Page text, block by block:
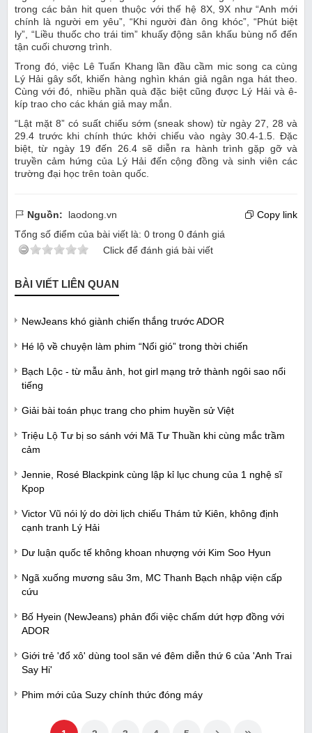
trong các bản hit quen thuộc với thế hệ 8X, 9X như “Anh mới
chính là người em yêu”, “Khi người đàn ông khóc”, “Phút biệt
ly”, “Liều thuốc cho trái tim” khuấy động sân khấu bùng nổ đến
tận cuối chương trình.
Trong đó, việc Lê Tuấn Khang lần đầu cầm mic song ca cùng
Lý Hải gây sốt, khiến hàng nghìn khán giả ngân nga hát theo.
Cùng với đó, nhiều phần quà đặc biệt cũng được Lý Hải và ê-
kíp trao cho các khán giả may mắn.
“Lật mặt 8” có suất chiếu sớm (sneak show) từ ngày 27, 28 và
29.4 trước khi chính thức khởi chiếu vào ngày 30.4-1.5. Đặc
biệt, từ ngày 19 đến 26.4 sẽ diễn ra hành trình gặp gỡ và
truyền cảm hứng của Lý Hải đến cộng đồng và sinh viên các
trường đại học trên toàn quốc.
Nguồn: laodong.vn
Copy link
Tổng số điểm của bài viết là: 0 trong 0 đánh giá
Click để đánh giá bài viết
BÀI VIẾT LIÊN QUAN
NewJeans khó giành chiến thắng trước ADOR
Hé lộ về chuyện làm phim “Nổi gió” trong thời chiến
Bạch Lộc - từ mẫu ảnh, hot girl mạng trở thành ngôi sao nổi
tiếng
Giải bài toán phục trang cho phim huyền sử Việt
Triệu Lộ Tư bị so sánh với Mã Tư Thuần khi cùng mắc trầm
cảm
Jennie, Rosé Blackpink cùng lập kỉ lục chung của 1 nghệ sĩ
Kpop
Victor Vũ nói lý do dời lịch chiếu Thám tử Kiên, không định
cạnh tranh Lý Hải
Dư luận quốc tế không khoan nhượng với Kim Soo Hyun
Ngã xuống mương sâu 3m, MC Thanh Bạch nhập viện cấp
cứu
Bố Hyein (NewJeans) phản đối việc chấm dứt hợp đồng với
ADOR
Giới trẻ 'đổ xô' dùng tool săn vé đêm diễn thứ 6 của 'Anh Trai
Say Hi'
Phim mới của Suzy chính thức đóng máy